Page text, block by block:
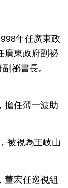
年任廣東政
廣東政府副祕
祕書長。
擔任薄一波助
被視為王岐山
董宏任巡視組